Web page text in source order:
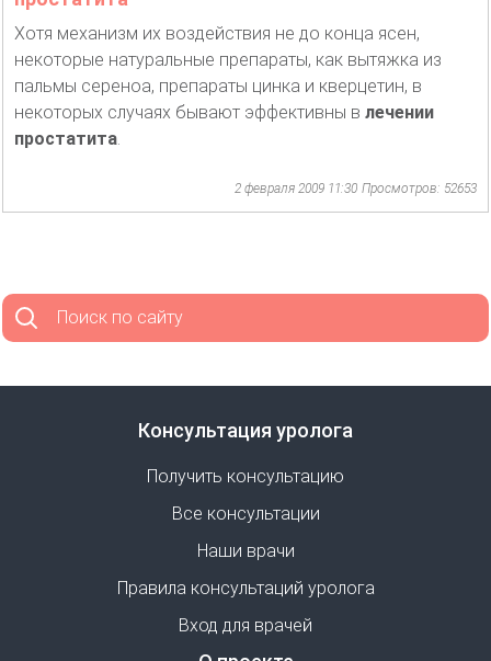
Хотя механизм их воздействия не до конца ясен,
некоторые натуральные препараты, как вытяжка из
пальмы сереноа, препараты цинка и кверцетин, в
некоторых случаях бывают эффективны в лечении
простатита
2 февраля 2009 11:30 Просмотров: 52653
Поиск по сайту
Консультация уролога
Получить консультацию
Все консультации
Наши врачи
Правила консультаций уролога
Вход для врачей